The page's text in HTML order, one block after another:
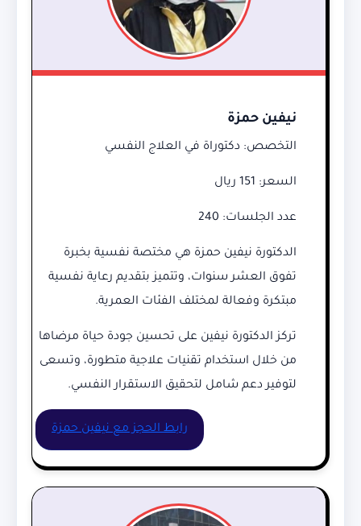
نيفين حمزة
التخصص: دكتوراة في العلاج النفسي
السعر: 151 ريال
عدد الجلسات: 240
الدكتورة نيفين حمزة هي مختصة نفسية بخبرة
تفوق العشر سنوات، وتتميز بتقديم رعاية نفسية
مبتكرة وفعالة لمختلف الفئات العمرية.
تركز الدكتورة نيفين على تحسين جودة حياة مرضاها
من خلال استخدام تقنيات علاجية متطورة، وتسعى
لتوفير دعم شامل لتحقيق الاستقرار النفسي.
رابط الحجز مع نيفين حمزة